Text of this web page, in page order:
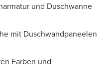
und Duschwanne
mit Duschwandpaneelen
Farben und